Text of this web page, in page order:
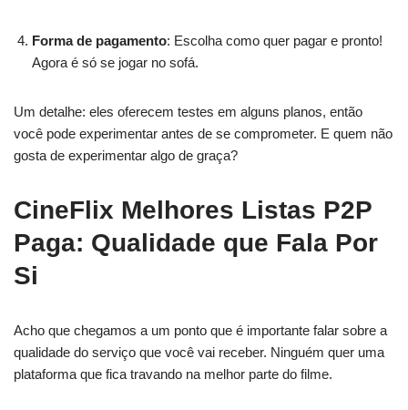
Forma de pagamento: Escolha como quer pagar e pronto!
Agora é só se jogar no sofá.
Um detalhe: eles oferecem testes em alguns planos, então
você pode experimentar antes de se comprometer. E quem não
gosta de experimentar algo de graça?
CineFlix Melhores Listas P2P
Paga: Qualidade que Fala Por
Si
Acho que chegamos a um ponto que é importante falar sobre a
qualidade do serviço que você vai receber. Ninguém quer uma
plataforma que fica travando na melhor parte do filme.